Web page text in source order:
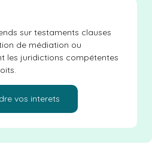
sur testaments clauses
de médiation ou
les juridictions compétentes
vos interets